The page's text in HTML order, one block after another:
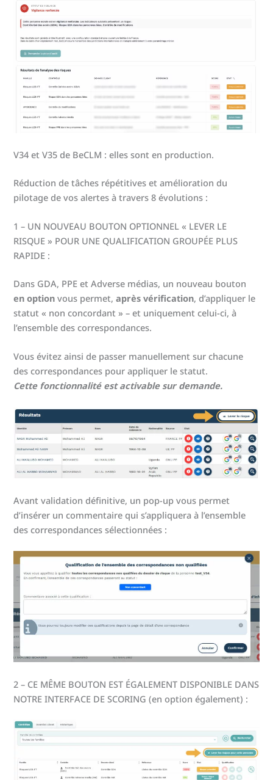
V34 et V35 de BeCLM : elles sont en production.
Réduction de tâches répétitives et amélioration du
pilotage de vos alertes à travers 8 évolutions :
1 – UN NOUVEAU BOUTON OPTIONNEL « LEVER LE
RISQUE » POUR UNE QUALIFICATION GROUPÉE PLUS
RAPIDE :
Dans GDA, PPE et Adverse médias, un nouveau bouton
en option vous permet,après vérification, d’appliquer le
statut « non concordant » – et uniquement celui-ci, à
l’ensemble des correspondances.
Vous évitez ainsi de passer manuellement sur chacune
des correspondances pour appliquer le statut.
Cette fonctionnalité est activable sur demande.
Avant validation définitive, un pop-up vous permet
d’insérer un commentaire qui s’appliquera à l’ensemble
des correspondances sélectionnées :
2 – CE MÊME BOUTON EST ÉGALEMENT DISPONIBLE DANS
NOTRE INTERFACE DE SCORING (en option également) :